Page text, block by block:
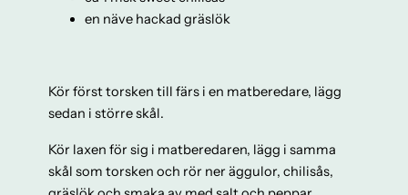
en näve hackad gräslök
Kör först torsken till färs i en matberedare, lägg
sedan i större skål.
Kör laxen för sig i matberedaren, lägg i samma
skål som torsken och rör ner äggulor, chilisås,